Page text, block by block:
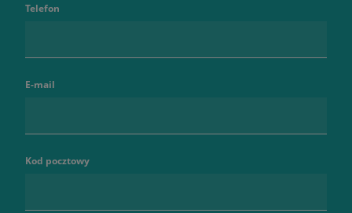
Telefon
E-mail
Kod pocztowy